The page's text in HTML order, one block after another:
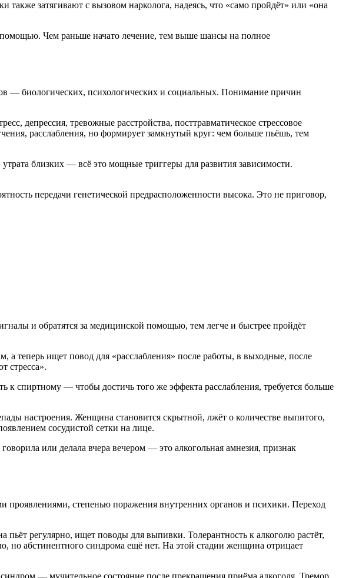
затягивают с вызовом нарколога, надеясь, что «само пройдёт» или «она
Чем раньше начато лечение, тем выше шансы на полное
— биологических, психологических и социальных. Понимание причин
депрессия, тревожные расстройства, посттравматическое стрессовое
расслабления, но формирует замкнутый круг: чем больше пьёшь, тем
близких — всё это мощные триггеры для развития зависимости.
передачи генетической предрасположенности высока. Это не приговор,
и обратятся за медицинской помощью, тем легче и быстрее пройдёт
теперь ищет повод для «расслабления» после работы, в выходные, после
стресса».
к спиртному — чтобы достичь того же эффекта расслабления, требуется больше
настроения. Женщина становится скрытной, лжёт о количестве выпитого,
сосудистой сетки на лице.
или делала вчера вечером — это алкогольная амнезия, признак
проявлениями, степенью поражения внутренних органов и психики. Переход
регулярно, ищет поводы для выпивки. Толерантность к алкоголю растёт,
но абстинентного синдрома ещё нет. На этой стадии женщина отрицает
— мучительное состояние после прекращения приёма алкоголя. Тремор